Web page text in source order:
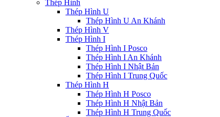
Thép Hình
Thép Hình U
Thép Hình U An Khánh
Thép Hình V
Thép Hình I
Thép Hình I Posco
Thép Hình I An Khánh
Thép Hình I Nhật Bản
Thép Hình I Trung Quốc
Thép Hình H
Thép Hình H Posco
Thép Hình H Nhật Bản
Thép Hình H Trung Quốc